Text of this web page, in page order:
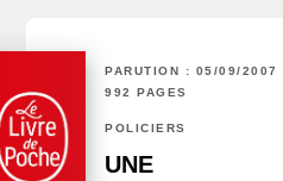
PARUTION : 05/09/2007
992 PAGES
POLICIERS
UNE